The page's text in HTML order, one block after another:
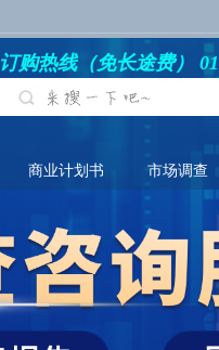
订购热线（免长途费）
商业计划书 市场调查